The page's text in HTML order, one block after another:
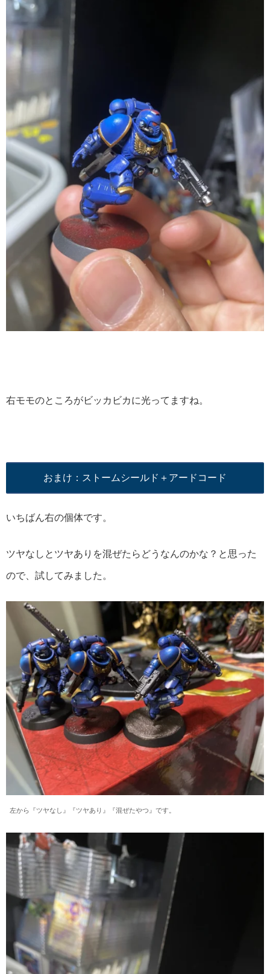
右モモのところがビッカビカに光ってますね。
おまけ：ストームシールド＋アードコード
いちばん右の個体です。
ツヤなしとツヤありを混ぜたらどうなんのかな？と思った
ので、試してみました。
左から『ツヤなし』『ツヤあり』『混ぜたやつ』です。